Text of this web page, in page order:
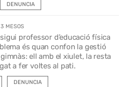
DENUNCIA
3 MESOS
professor d’educació física
és quan confon la gestió
ell amb el xiulet, la resta
a fer voltes al pati.
DENUNCIA